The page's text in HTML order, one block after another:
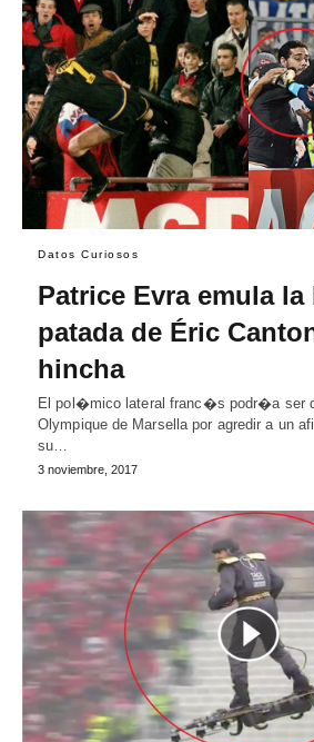
Datos Curiosos
Patrice Evra emula la
patada de Éric
hincha
El pol�mico lateral franc�s podr�a ser
Olympique de Marsella por agredir a un
su…
3 noviembre, 2017